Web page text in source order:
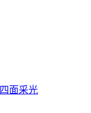
四面采光